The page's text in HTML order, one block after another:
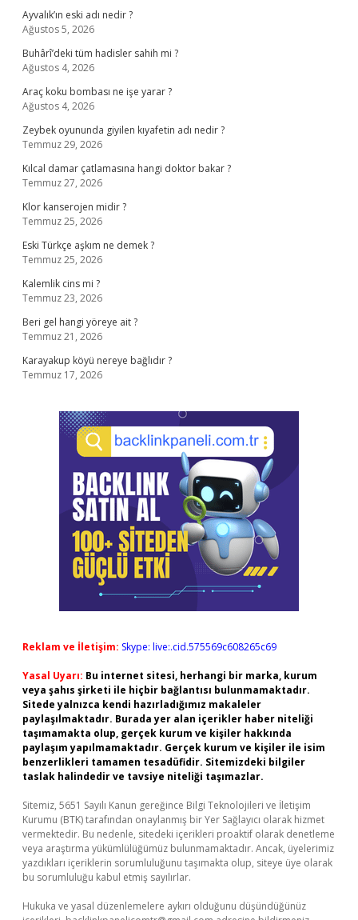
Ayvalık’ın eski adı nedir ?
Ağustos 5, 2026
Buhârî’deki tüm hadisler sahih mi ?
Ağustos 4, 2026
Araç koku bombası ne işe yarar ?
Ağustos 4, 2026
Zeybek oyununda giyilen kıyafetin adı nedir ?
Temmuz 29, 2026
Kılcal damar çatlamasına hangi doktor bakar ?
Temmuz 27, 2026
Klor kanserojen midir ?
Temmuz 25, 2026
Eski Türkçe aşkım ne demek ?
Temmuz 25, 2026
Kalemlik cins mi ?
Temmuz 23, 2026
Beri gel hangi yöreye ait ?
Temmuz 21, 2026
Karayakup köyü nereye bağlıdır ?
Temmuz 17, 2026
Reklam ve İletişim: Skype: live:.cid.575569c608265c69
Yasal Uyarı: Bu internet sitesi, herhangi bir marka, kurum
veya şahıs şirketi ile hiçbir bağlantısı bulunmamaktadır.
Sitede yalnızca kendi hazırladığımız makaleler
paylaşılmaktadır. Burada yer alan içerikler haber niteliği
taşımamakta olup, gerçek kurum ve kişiler hakkında
paylaşım yapılmamaktadır. Gerçek kurum ve kişiler ile isim
benzerlikleri tamamen tesadüfidir. Sitemizdeki bilgiler
taslak halindedir ve tavsiye niteliği taşımazlar.
Sitemiz, 5651 Sayılı Kanun gereğince Bilgi Teknolojileri ve İletişim
Kurumu (BTK) tarafından onaylanmış bir Yer Sağlayıcı olarak hizmet
vermektedir. Bu nedenle, sitedeki içerikleri proaktif olarak denetleme
veya araştırma yükümlülüğümüz bulunmamaktadır. Ancak, üyelerimiz
yazdıkları içeriklerin sorumluluğunu taşımakta olup, siteye üye olarak
bu sorumluluğu kabul etmiş sayılırlar.
Hukuka ve yasal düzenlemelere aykırı olduğunu düşündüğünüz